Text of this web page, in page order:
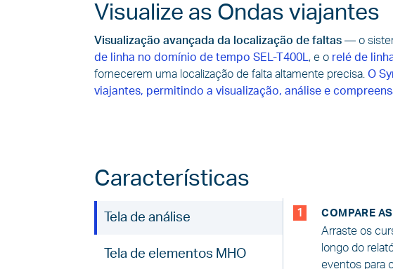
Visualize as Ondas viajantes
Visualização avançada da localização de faltas—o
de linha no domínio de tempo SEL-T400L , e o relé de
fornecerem uma localização de falta altamente precisa.O
viajantes, permitindo a visualização, análise e
Características
Tela de análise
Tela de elementos MHO
1 COMPARE
Arraste os
longo do
eventos para